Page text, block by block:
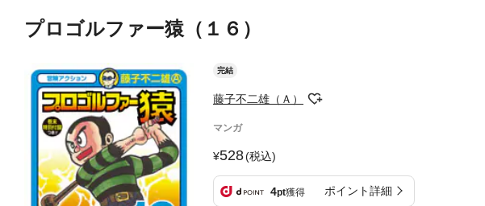
プロゴルファー猿（１６）
完結
藤子不二雄（Ａ）
マンガ
528(税込)
4pt獲得 ポイント詳細